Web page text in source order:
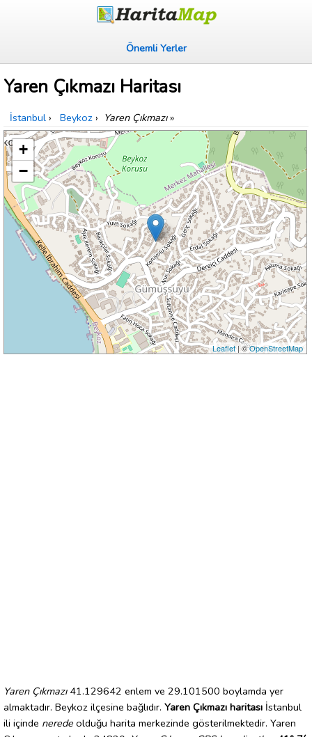
Önemli Yerler
Yaren Çıkmazı Haritası
İstanbul › Beykoz › Yaren Çıkmazı»
+
−
Leaflet| ©OpenStreetMap
Yaren Çıkmazı41.129642 enlem ve 29.101500 boylamda yer
almaktadır. Beykoz ilçesine bağlıdır. Yaren Çıkmazı haritası İstanbul
ili içinde nerede olduğu harita merkezinde gösterilmektedir. Yaren